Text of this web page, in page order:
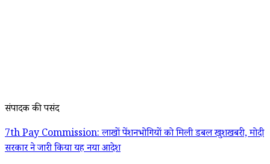
संपादक की पसंद
7th Pay Commission: लाखों पेंशनभोगियों को मिली डबल खुशखबरी, मोदी
सरकार ने जारी किया यह नया आदेश